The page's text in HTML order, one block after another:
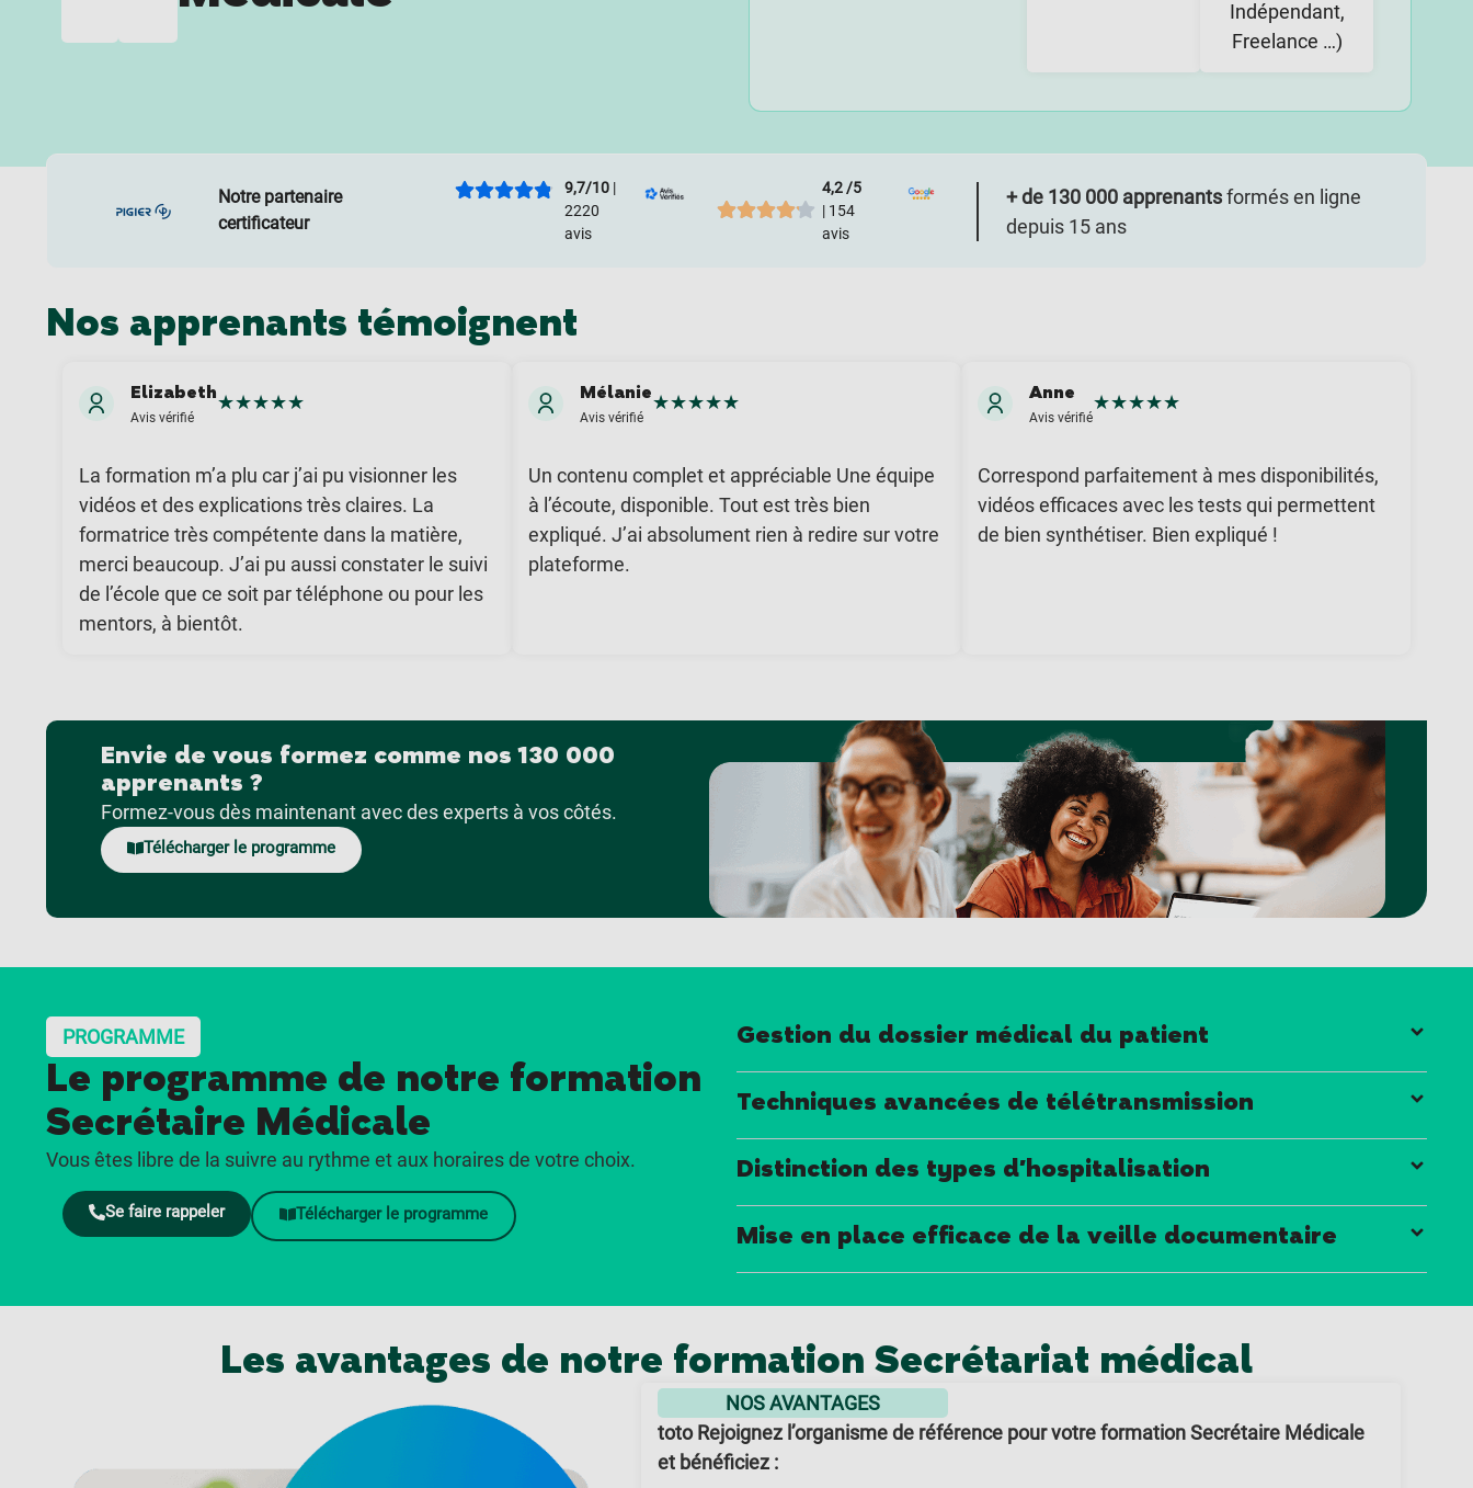
Indépendant,
Freelance …)
Notre partenaire
certificateur
9,7/10 |
2220
avis
4,2 /5
| 154
avis
+ de 130 000 apprenantsformés en ligne
depuis 15 ans
Nos apprenants témoignent
Elizabeth
Avis vérifié
★★★★★
La formation m’a plu car j’ai pu visionner les
vidéos et des explications très claires. La
formatrice très compétente dans la matière,
merci beaucoup. J’ai pu aussi constater le suivi
de l’école que ce soit par téléphone ou pour les
mentors, à bientôt.
Mélanie
Avis vérifié
★★★★★
Un contenu complet et appréciable Une équipe
à l’écoute, disponible. Tout est très bien
expliqué. J’ai absolument rien à redire sur votre
plateforme.
Anne
Avis vérifié
★★★★★
Correspond parfaitement à mes disponibilités,
vidéos efficaces avec les tests qui permettent
de bien synthétiser. Bien expliqué !
Envie de vous formez comme nos 130 000
apprenants ?
Formez-vous dès maintenant avec des experts à vos côtés.
Télécharger le programme
Gestion du dossier médical du patient
Techniques avancées de télétransmission
Distinction des types d'hospitalisation
Mise en place efficace de la veille documentaire
PROGRAMME
Le programme de notre formation
Secrétaire Médicale
Vous êtes libre de la suivre au rythme et aux horaires de votre choix.
Se faire rappeler Télécharger le programme
Les avantages de notre formation Secrétariat médical
NOS AVANTAGES
toto Rejoignez l’organisme de référence pour votre formation Secrétaire Médicale
et bénéficiez :